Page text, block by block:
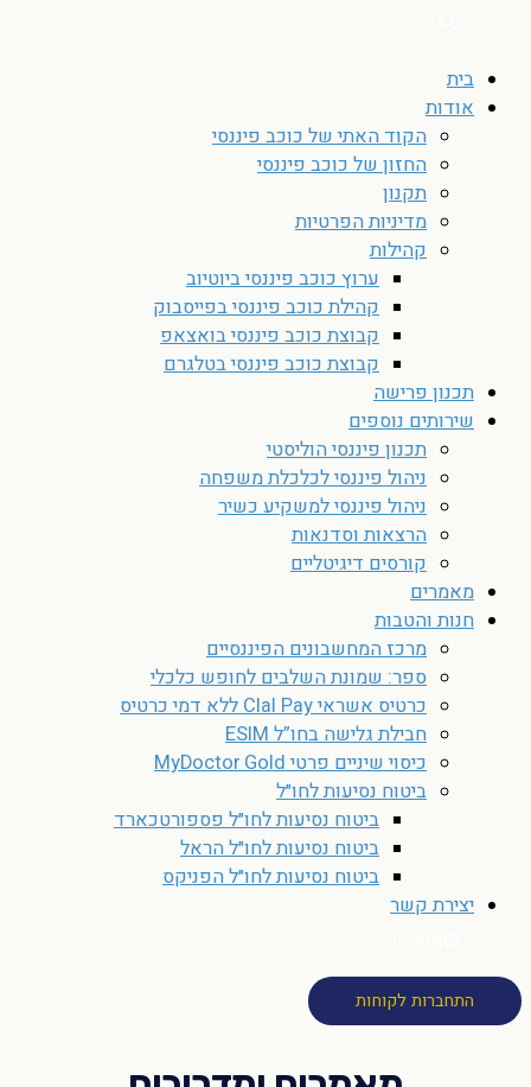
בית
אודות
הקוד האתי של כוכב פיננסי
החזון של כוכב פיננסי
תקנון
מדיניות הפרטיות
קהילות
ערוץ כוכב פיננסי ביוטיוב
קהילת כוכב פיננסי בפייסבוק
קבוצת כוכב פיננסי בואצאפ
קבוצת כוכב פיננסי בטלגרם
תכנון פרישה
שירותים נוספים
תכנון פיננסי הוליסטי
ניהול פיננסי לכלכלת משפחה
ניהול פיננסי למשקיע כשיר
הרצאות וסדנאות
קורסים דיגיטליים
מאמרים
חנות והטבות
מרכז המחשבונים הפיננסיים
ספר: שמונת השלבים לחופש כלכלי
כרטיס אשראי Clal Pay ללא דמי כרטיס
חבילת גלישה בחו”ל ESIM
כיסוי שיניים פרטי MyDoctor Gold
ביטוח נסיעות לחו״ל
ביטוח נסיעות לחו״ל פספורטכארד
ביטוח נסיעות לחו״ל הראל
ביטוח נסיעות לחו״ל הפניקס
יצירת קשר
התחברות לקוחות